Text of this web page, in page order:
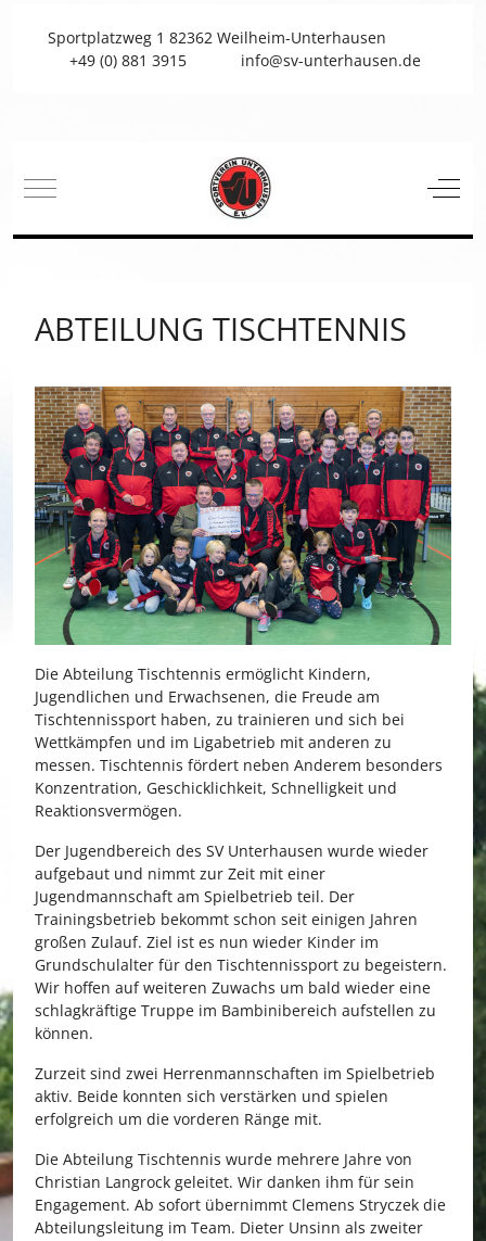
Sportplatzweg 1 82362 Weilheim-Unterhausen
+49 (0) 881 3915
info@sv-unterhausen.de
Mobile Menu Toggle Off-
ABTEILUNG TISCHTENNIS
Die Abteilung Tischtennis ermöglicht Kindern,
Jugendlichen und Erwachsenen, die Freude am
Tischtennissport haben, zu trainieren und sich bei
Wettkämpfen und im Ligabetrieb mit anderen zu
messen. Tischtennis fördert neben Anderem besonders
Konzentration, Geschicklichkeit, Schnelligkeit und
Reaktionsvermögen.
Der Jugendbereich des SV Unterhausen wurde wieder
aufgebaut und nimmt zur Zeit mit einer
Jugendmannschaft am Spielbetrieb teil. Der
Trainingsbetrieb bekommt schon seit einigen Jahren
großen Zulauf. Ziel ist es nun wieder Kinder im
Grundschulalter für den Tischtennissport zu begeistern.
Wir hoffen auf weiteren Zuwachs um bald wieder eine
schlagkräftige Truppe im Bambinibereich aufstellen zu
können.
Zurzeit sind zwei Herrenmannschaften im Spielbetrieb
aktiv. Beide konnten sich verstärken und spielen
erfolgreich um die vorderen Ränge mit.
Die Abteilung Tischtennis wurde mehrere Jahre von
Christian Langrock geleitet. Wir danken ihm für sein
Engagement. Ab sofort übernimmt Clemens Stryczek die
Abteilungsleitung im Team. Dieter Unsinn als zweiter